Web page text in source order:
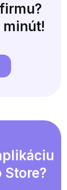
minút!
Store?